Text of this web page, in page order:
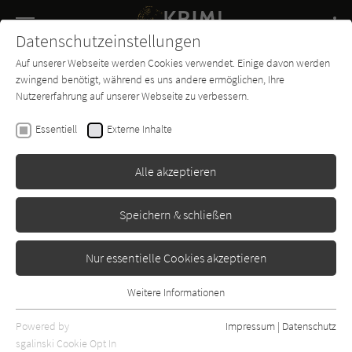
SUCHE
Buch-
Entdecker
Forum Charts
Paul Doherty
Sakristei des Todes
Erschienen: Januar 1994 Bibliogr. Angaben
Datenschutzeinstellungen
Auf unserer Webseite werden Cookies verwendet. Einige davon werden
zwingend benötigt, während es uns andere ermöglichen, Ihre
Nutzererfahrung auf unserer Webseite zu verbessern.
Essentiell Externe Inhalte
Alle akzeptieren
Speichern & schließen
Nur essentielle Cookies akzeptieren
Essentielle Cookies werden für grundlegende Funktionen der
Webseite benötigt. Dadurch ist gewährleistet, dass die Webseite
Weitere Informationen
Powered by
sgalinski Cookie Opt In
Impressum | Datenschutz